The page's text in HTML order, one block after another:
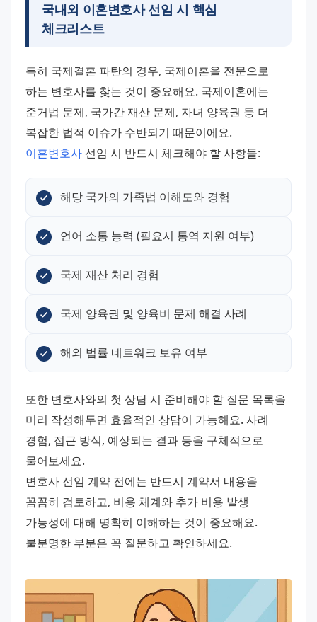
국내외 이혼변호사선임 시 핵심
체크리스트
특히 국제결혼 파탄의 경우, 국제이혼을 전문으로
하는 변호사를 찾는 것이 중요해요. 국제이혼에는
준거법 문제, 국가간 재산 문제, 자녀 양육권 등 더
복잡한 법적 이슈가 수반되기 때문이에요.
이혼변호사 선임 시 반드시 체크해야 할 사항들:
해당 국가의 가족법 이해도와 경험
언어 소통 능력 (필요시 통역 지원 여부)
국제 재산 처리 경험
국제 양육권 및 양육비 문제 해결 사례
해외 법률 네트워크 보유 여부
또한 변호사와의 첫 상담 시 준비해야 할 질문 목록을
미리 작성해두면 효율적인 상담이 가능해요. 사례
경험, 접근 방식, 예상되는 결과 등을 구체적으로
물어보세요.
변호사 선임 계약 전에는 반드시 계약서 내용을
꼼꼼히 검토하고, 비용 체계와 추가 비용 발생
가능성에 대해 명확히 이해하는 것이 중요해요.
불분명한 부분은 꼭 질문하고 확인하세요.